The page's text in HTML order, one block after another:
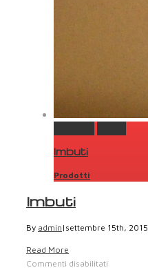
Imbuti
Prodotti
Imbuti
By admin | settembre 15th, 2015
Read More
Commenti disabilitati